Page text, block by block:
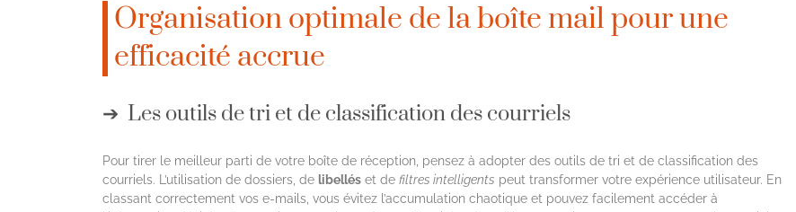
Organisation optimale de la boîte mail pour une
efficacité accrue
Les outils de tri et de classification des courriels
Pour tirer le meilleur parti de votre boîte de réception, pensez à adopter des outils de tri et de classification des
courriels. L’utilisation de dossiers, de libellés et de filtres intelligents peut transformer votre expérience utilisateur. En
classant correctement vos e-mails, vous évitez l’accumulation chaotique et pouvez facilement accéder à